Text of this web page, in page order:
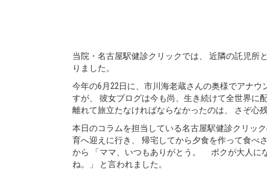
当院・名古屋駅健診クリックでは、 近隣の託児所
りました。
今年の6月22日に、市川海老蔵さんの奥様でアナ
すが、 彼女ブログは今も尚、生き続けて全世界に
離れて旅立たなければならなかったのは、 さぞ心
本日のコラムを担当している名古屋駅健診クリッ
育へ迎えに行き、 帰宅してから夕食を作って食べ
から 「ママ、いつもありがとう。 ボクが大人に
ね。」 と言われました。